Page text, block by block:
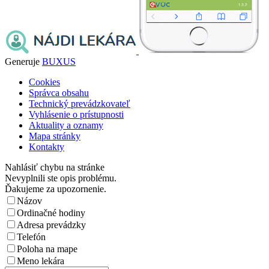
Generuje BUXUS
Cookies
Správca obsahu
Technický prevádzkovateľ
Vyhlásenie o prístupnosti
Aktuality a oznamy
Mapa stránky
Kontakty
Nahlásiť chybu na stránke
Nevyplnili ste opis problému.
Ďakujeme za upozornenie.
Názov
Ordinačné hodiny
Adresa prevádzky
Telefón
Poloha na mape
Meno lekára